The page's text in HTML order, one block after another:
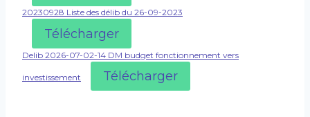
20230928 Liste des délib du 26-09-2023
Télécharger
Delib 2026-07-02-14 DM budget fonctionnement vers
investissement Télécharger